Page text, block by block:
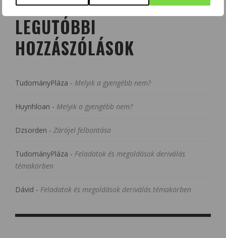
LEGUTÓBBI
HOZZÁSZÓLÁSOK
TudományPláza - Melyik a gyengébb nem?
Huynhloan - Melyik a gyengébb nem?
Dzsorden - Zárójel felbontása
TudományPláza - Feladatok és megoldások deriválás
témakörben
Dávid - Feladatok és megoldások deriválás témakörben